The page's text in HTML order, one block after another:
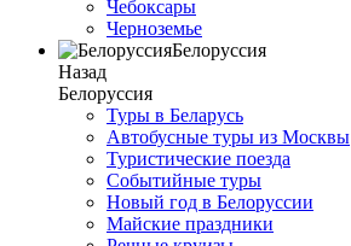
Чебоксары
Черноземье
Белоруссия
Назад
Белоруссия
Туры в Беларусь
Автобусные туры из Москвы
Туристические поезда
Событийные туры
Новый год в Белоруссии
Майские праздники